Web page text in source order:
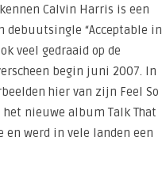
Calvin Harris is een
debuutsingle “Acceptable in
veel gedraaid op de
begin juni 2007. In
hier van zijn Feel So
het nieuwe album Talk That
en werd in vele landen een